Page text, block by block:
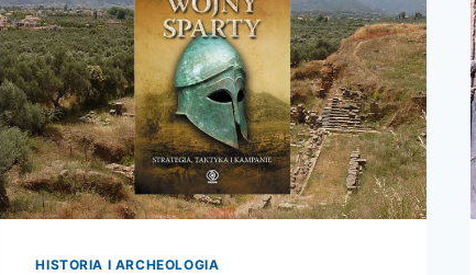
HISTORIA I ARCHEOLOGIA